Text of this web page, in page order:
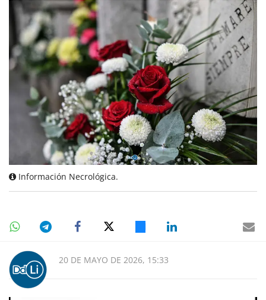
Información Necrológica.
20 DE MAYO DE 2026, 15:33